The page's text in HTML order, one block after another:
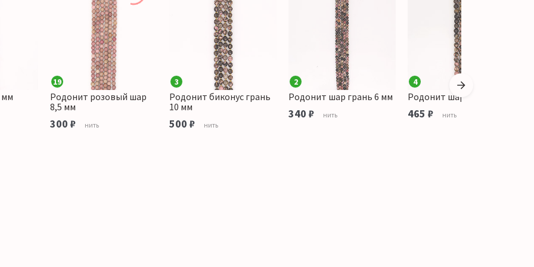
мм
19
Родонит розовый шар
8,5 мм
300 ₽ нить
3
Родонит биконус грань
10 мм
500 ₽ нить
2
Родонит шар грань 6 мм
340 ₽ нить
4
Родонит шар 12 мм
465 ₽ нить